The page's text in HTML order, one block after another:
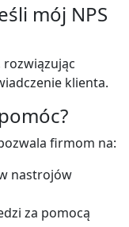
mój NPS
klienta.
firmom na:
nastrojów
za pomocą